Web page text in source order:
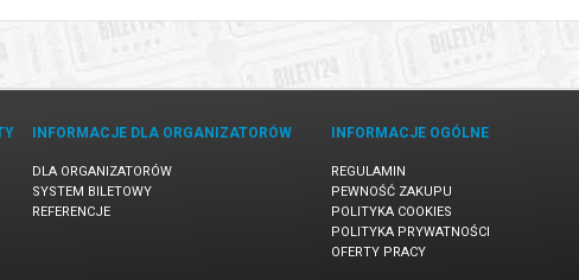
INFORMACJE DLA ORGANIZATORÓW
DLA ORGANIZATORÓW
SYSTEM BILETOWY
REFERENCJE
INFORMACJE OGÓLNE
REGULAMIN
PEWNOŚĆ ZAKUPU
POLITYKA COOKIES
POLITYKA PRYWATNOŚCI
OFERTY PRACY